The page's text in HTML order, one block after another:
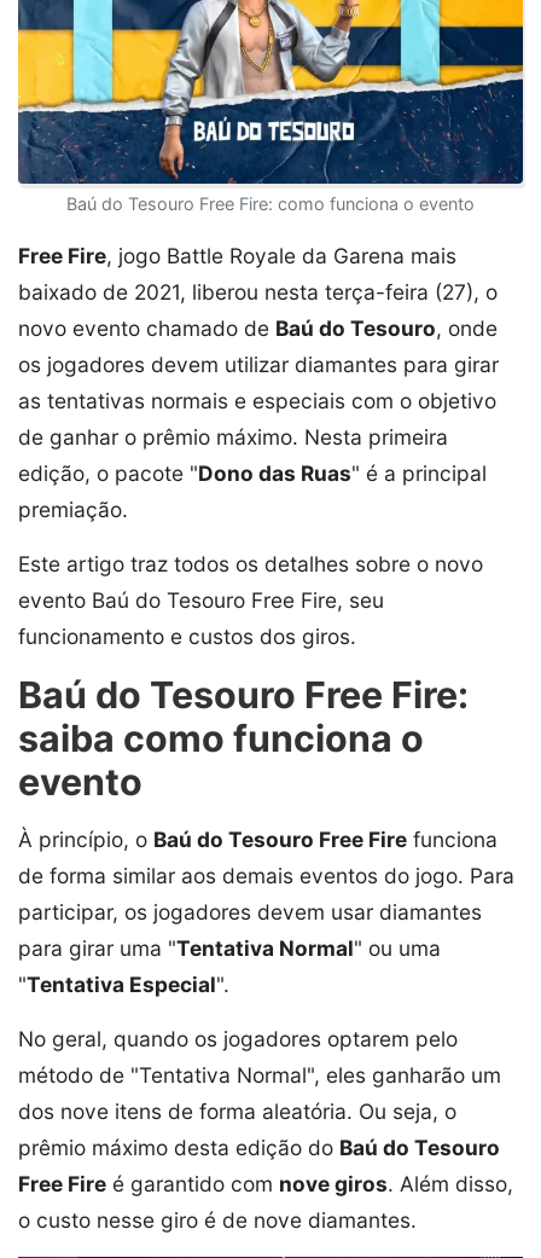
Baú do Tesouro Free Fire: como funciona o evento
Free Fire, jogo Battle Royale da Garena mais
baixado de 2021, liberou nesta terça-feira (27), o
novo evento chamado de Baú do Tesouro, onde
os jogadores devem utilizar diamantes para girar
as tentativas normais e especiais com o objetivo
de ganhar o prêmio máximo. Nesta primeira
edição, o pacote "Dono das Ruas" é a principal
premiação.
Este artigo traz todos os detalhes sobre o novo
evento Baú do Tesouro Free Fire, seu
funcionamento e custos dos giros.
Baú do Tesouro Free Fire:
saiba como funciona o
evento
À princípio, o Baú do Tesouro Free Fire funciona
de forma similar aos demais eventos do jogo. Para
participar, os jogadores devem usar diamantes
para girar uma "Tentativa Normal" ou uma
"Tentativa Especial".
No geral, quando os jogadores optarem pelo
método de "Tentativa Normal", eles ganharão um
dos nove itens de forma aleatória. Ou seja, o
prêmio máximo desta edição do Baú do Tesouro
Free Fire é garantido com nove giros. Além disso,
o custo nesse giro é de nove diamantes.